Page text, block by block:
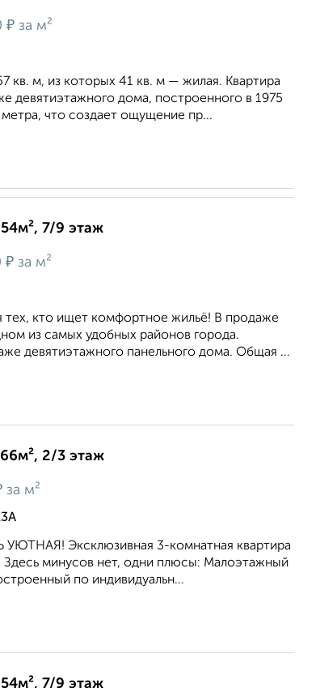
₽ за м²
кв. м, из которых 41 кв. м — жилая. Квартира
девятиэтажного дома, построенного в 1975
что создает ощущение пр...
7/9 этаж
₽ за м²
тех, кто ищет комфортное жильё! В продаже
из самых удобных районов города.
девятиэтажного панельного дома. Общая ...
2/3 этаж
за м²
Эксклюзивная 3-комнатная квартира
Здесь минусов нет, одни плюсы: Малоэтажный
по индивидуальн...
7/9 этаж